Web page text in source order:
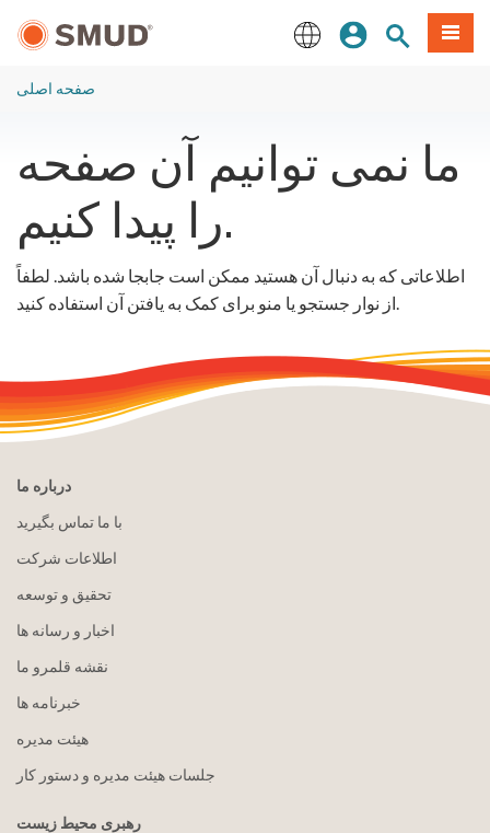
اصلی
ورودسایتمنو
صفحه اصلی
ما نمی توانیم آن صفحه
را پیدا کنیم.
اطلاعاتی که به دنبال آن هستید ممکن است جابجا شده باشد. لطفاً
از نوار جستجو یا منو برای کمک به یافتن آن استفاده کنید.
درباره ما
با ما تماس بگیرید
اطلاعات شرکت
تحقیق و توسعه
اخبار و رسانه ها
نقشه قلمرو ما
خبرنامه ها
هيئت مدیره
جلسات هیئت مدیره و دستور کار
رهبری محیط زیست